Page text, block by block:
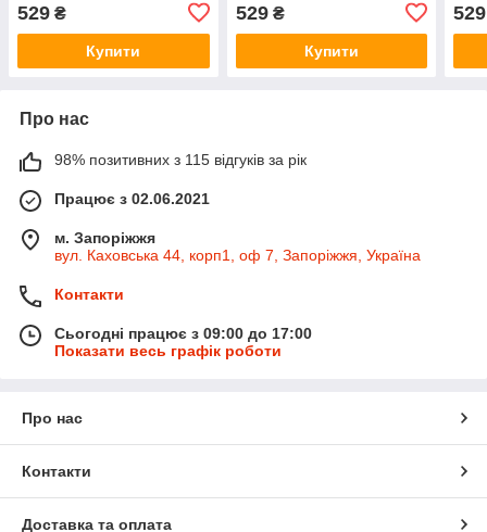
529 ₴
Купити
529₴
Купити
529
Про нас
98% позитивних з 115 відгуків за рік
Працює з 02.06.2021
м. Запоріжжя
вул. Каховська 44, корп1, оф 7, Запоріжжя, Україна
Контакти
Сьогодні працює з 09:00 до 17:00
Показати весь графік роботи
Про нас
Контакти
Доставка та оплата